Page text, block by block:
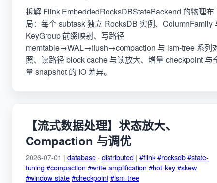
拆解 Flink EmbeddedRocksDBStateBackend 的物理布
局：每个 subtask 独立 RocksDB 实例、ColumnFamily
KeyGroup 前缀映射、写路径
memtable→WAL→flush→compaction 与 lsm-tree 系列
照、读路径 block cache 与读放大、增量 checkpoint 与
量 snapshot 的 IO 差异。
【流式数据处理】状态放大、
Compaction 与调优
2026-07-01 | database · distributed | #flink#rocksdb#state-
tuning #compaction #write-amplification #hot-key#skew
#window-state#checkpoint#lsm-tree